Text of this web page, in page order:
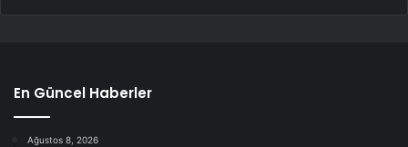
En Güncel Haberler
Ağustos 8, 2026